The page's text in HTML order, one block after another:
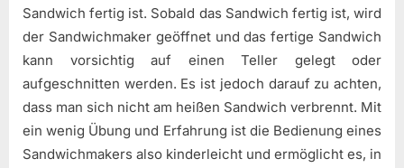
Sandwich fertig ist. Sobald das Sandwich fertig ist, wird
der Sandwichmaker geöffnet und das fertige Sandwich
kann vorsichtig auf einen Teller gelegt oder
aufgeschnitten werden. Es ist jedoch darauf zu achten,
dass man sich nicht am heißen Sandwich verbrennt. Mit
ein wenig Übung und Erfahrung ist die Bedienung eines
Sandwichmakers also kinderleicht und ermöglicht es, in